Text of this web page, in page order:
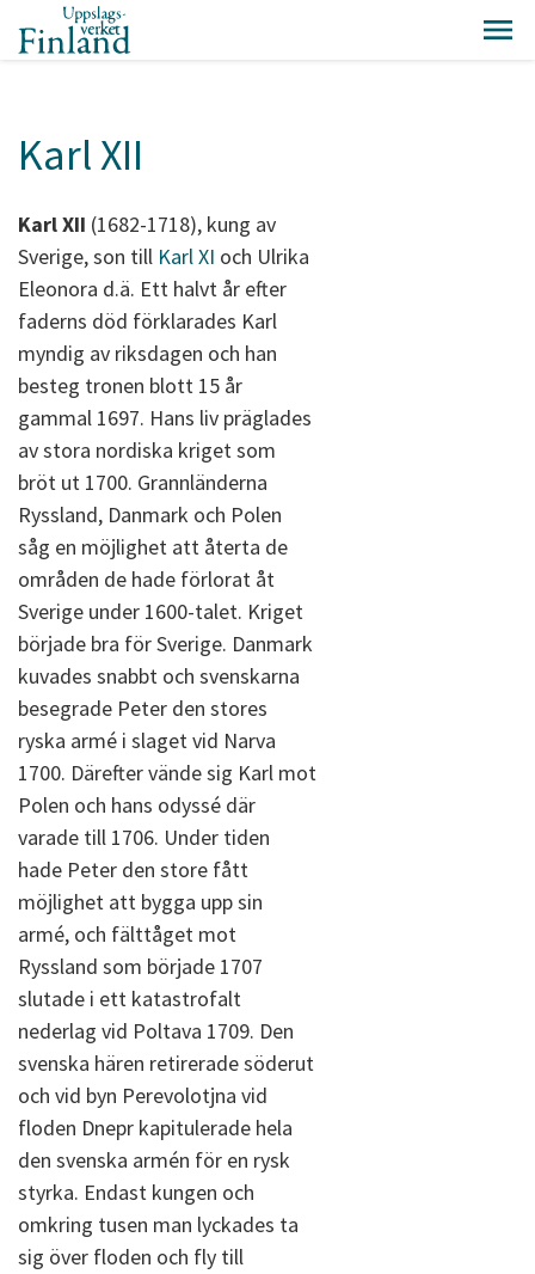
Karl XII
Karl XII (1682-1718), kung av
Sverige, son till Karl XI och Ulrika
Eleonora d.ä. Ett halvt år efter
faderns död förklarades Karl
myndig av riksdagen och han
besteg tronen blott 15 år
gammal 1697. Hans liv präglades
av stora nordiska kriget som
bröt ut 1700. Grannländerna
Ryssland, Danmark och Polen
såg en möjlighet att återta de
områden de hade förlorat åt
Sverige under 1600-talet. Kriget
började bra för Sverige. Danmark
kuvades snabbt och svenskarna
besegrade Peter den stores
ryska armé i slaget vid Narva
1700. Därefter vände sig Karl mot
Polen och hans odyssé där
varade till 1706. Under tiden
hade Peter den store fått
möjlighet att bygga upp sin
armé, och fälttåget mot
Ryssland som började 1707
slutade i ett katastrofalt
nederlag vid Poltava 1709. Den
svenska hären retirerade söderut
och vid byn Perevolotjna vid
floden Dnepr kapitulerade hela
den svenska armén för en rysk
styrka. Endast kungen och
omkring tusen man lyckades ta
sig över floden och fly till